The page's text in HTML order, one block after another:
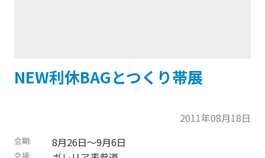
NEW利休BAGとつくり帯展
2011年08月18日
会期 8月26日〜9月6日
会場